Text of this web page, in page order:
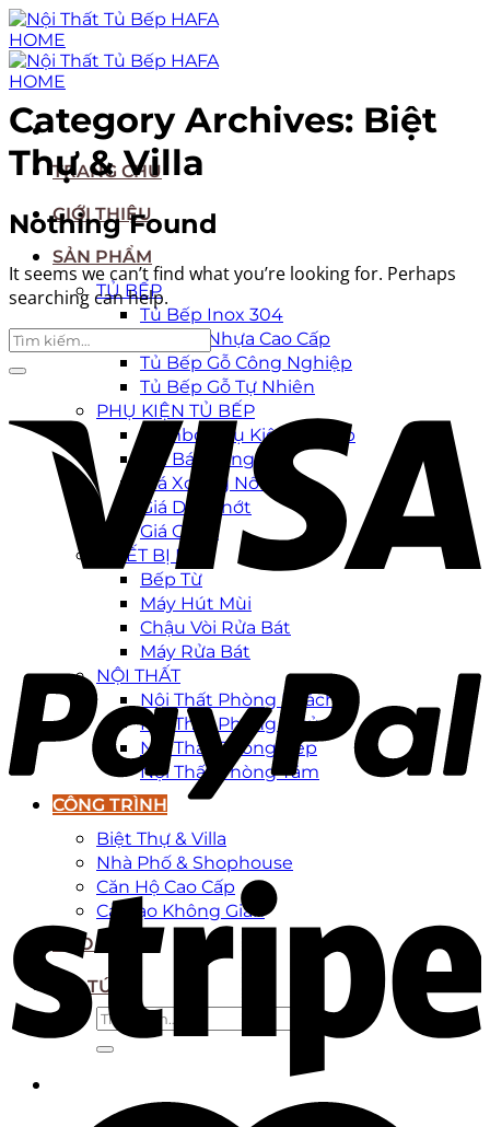
Skip
to
content
TRANG CHỦ
GIỚI THIỆU
SẢN PHẨM
TỦ BẾP
Tủ Bếp Inox 304
Tủ Bếp Nhựa Cao Cấp
Tủ Bếp Gỗ Công Nghiệp
Tủ Bếp Gỗ Tự Nhiên
PHỤ KIỆN TỦ BẾP
Combo Phụ Kiện Tủ Bếp
Giá Bát Nâng Hạ
Giá Xoong Nồi
Giá Dao Thớt
Giá Gia Vị
THIẾT BỊ BẾP
Bếp Từ
Máy Hút Mùi
Chậu Vòi Rửa Bát
Máy Rửa Bát
NỘI THẤT
Nội Thất Phòng Khách
Nội Thất Phòng Ngủ
Nội Thất Phòng Bếp
Nội Thất Phòng Tắm
CÔNG TRÌNH
Biệt Thự & Villa
Nhà Phố & Shophouse
Căn Hộ Cao Cấp
Cải Tạo Không Gian
BÁO GIÁ
TIN TỨC
Tìm
kiếm:
Category Archives: Biệt
Thự & Villa
Nothing Found
It seems we can’t find what you’re looking for. Perhaps
searching can help.